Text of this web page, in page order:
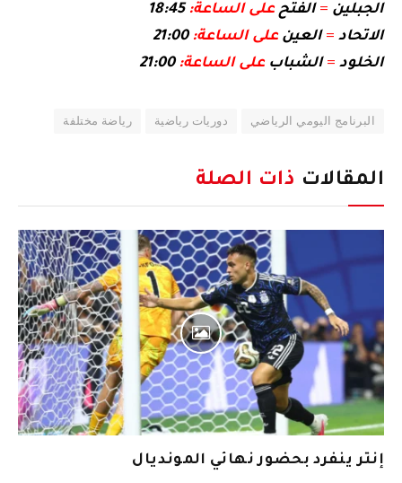
الجبلين =الفتح على الساعة:18:45
الاتحاد = العين على الساعة:21:00
الخلود = الشباب على الساعة:21:00
البرنامج اليومي الرياضي دوريات رياضية رياضة مختلفة
المقالات ذات الصلة
إنتر ينفرد بحضور نهائي المونديال